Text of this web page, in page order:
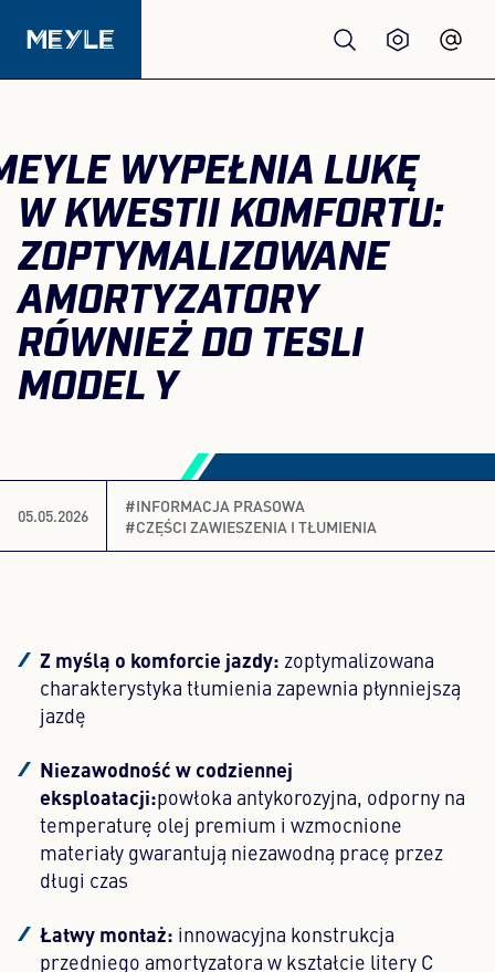
jakość
Warsztaty
Dystrybutorzy
Content Hub
Newsletter
WYPEŁNIA LUKĘ
W KWESTII KOMFORTU:
ZOPTYMALIZOWANE
AMORTYZATORY
RÓWNIEŻ DO TESLI
MODEL Y
05.05.2026
#INFORMACJA PRASOWA
#CZĘŚCI ZAWIESZENIA I TŁUMIENIA
Z myślą o komforcie jazdy: zoptymalizowana
charakterystyka tłumienia zapewnia płynniejszą
jazdę
Niezawodność w codziennej
eksploatacji:powłoka antykorozyjna, odporny na
temperaturę olej premium i wzmocnione
materiały gwarantują niezawodną pracę przez
długi czas
Łatwy montaż: innowacyjna konstrukcja
przedniego amortyzatora w kształcie litery C